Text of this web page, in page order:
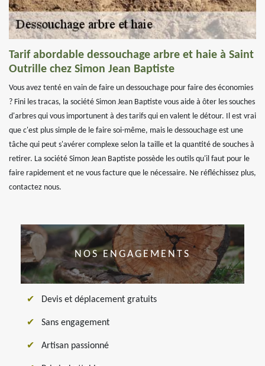
Tarif abordable dessouchage arbre et haie à Saint
Outrille chez Simon Jean Baptiste
Vous avez tenté en vain de faire un dessouchage pour faire des économies
? Fini les tracas, la société Simon Jean Baptiste vous aide à ôter les souches
d'arbres qui vous importunent à des tarifs qui en valent le détour. Il est vrai
que c'est plus simple de le faire soi-même, mais le dessouchage est une
tâche qui peut s'avérer complexe selon la taille et la quantité de souches à
retirer. La société Simon Jean Baptiste possède les outils qu'il faut pour le
faire rapidement et ne vous facture que le nécessaire. Ne réfléchissez plus,
contactez nous.
NOS ENGAGEMENTS
Devis et déplacement gratuits
Sans engagement
Artisan passionné